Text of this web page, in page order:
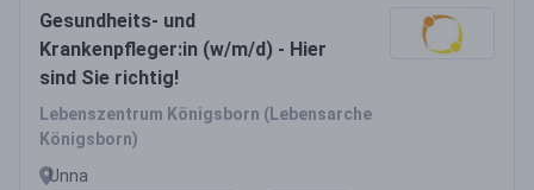
Gesundheits- und
Krankenpfleger:in (w/m/d) - Hier
sind Sie richtig!
Lebenszentrum Königsborn (Lebensarche
Königsborn)
Unna